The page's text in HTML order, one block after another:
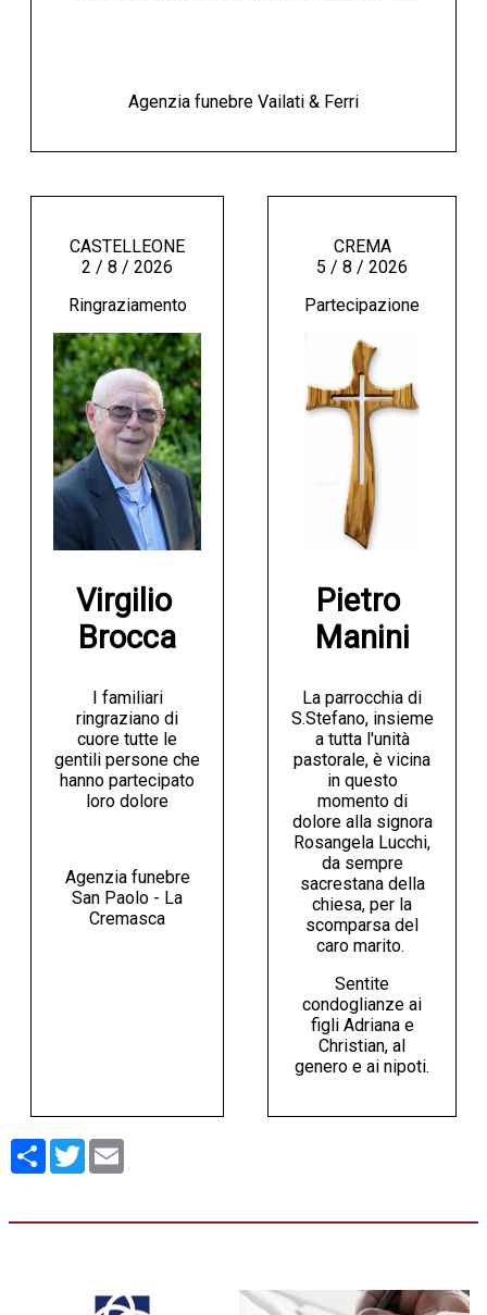
Agenzia funebre Vailati & Ferri
CASTELLEONE
2 / 8 / 2026
Ringraziamento
Virgilio
Brocca
I familiari
ringraziano di
cuore tutte le
gentili persone che
hanno partecipato
loro dolore
Agenzia funebre
San Paolo - La
Cremasca
CREMA
5 / 8 / 2026
Partecipazione
Pietro
Manini
La parrocchia di
S.Stefano, insieme
a tutta l'unità
pastorale, è vicina
in questo
momento di
dolore alla signora
Rosangela Lucchi,
da sempre
sacrestana della
chiesa, per la
scomparsa del
caro marito.
Sentite
condoglianze ai
figli Adriana e
Christian, al
genero e ai nipoti.
Condividi
Twitter